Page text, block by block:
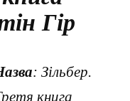
Гір
: Зільбер.
книга